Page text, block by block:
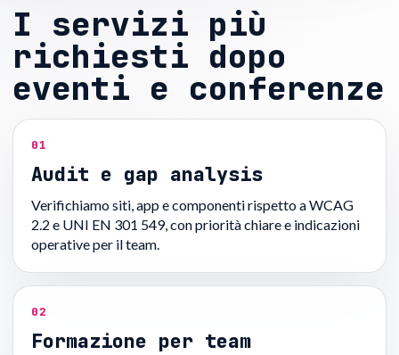
I servizi più
richiesti dopo
eventi e conferenze
01
Audit e gap analysis
Verifichiamo siti, app e componenti rispetto a WCAG
2.2 e UNI EN 301 549, con priorità chiare e indicazioni
operative per il team.
02
Formazione per team